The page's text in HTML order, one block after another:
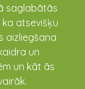
saglabātās
ka atsevišķu
aizliegšana
un
un kāt ās